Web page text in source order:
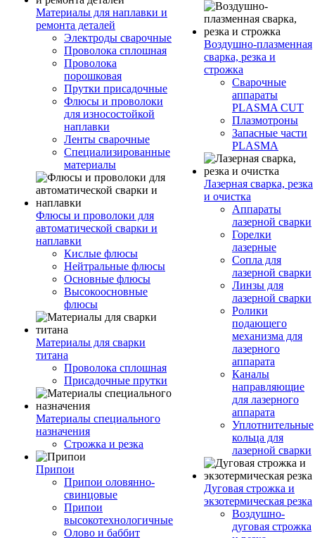
Материалы для наплавки и
ремонта деталей
Электроды сварочные
Проволока сплошная
Проволока
порошковая
Прутки присадочные
Флюсы и проволоки
для износостойкой
наплавки
Ленты сварочные
Специализированные
материалы
Флюсы и проволоки для
автоматической сварки и
наплавки
Кислые флюсы
Нейтральные флюсы
Основные флюсы
Высокоосновные
флюсы
Материалы для сварки
титана
Проволока сплошная
Присадочные прутки
Материалы специального
назначения
Строжка и резка
Припои
Припои оловянно-
свинцовые
Припои
высокотехнологичные
Олово и баббит
Воздушно-плазменная
сварка, резка и
строжка
Сварочные
аппараты
PLASMA CUT
Плазмотроны
Запасные части
PLASMA
Лазерная сварка, резка
и очистка
Аппараты
лазерной сварки
Горелки
лазерные
Сопла для
лазерной сварки
Линзы для
лазерной сварки
Ролики
подающего
механизма для
лазерного
аппарата
Каналы
направляющие
для лазерного
аппарата
Уплотнительные
кольца для
лазерной сварки
Дуговая строжка и
экзотермическая резка
Воздушно-
дуговая строжка